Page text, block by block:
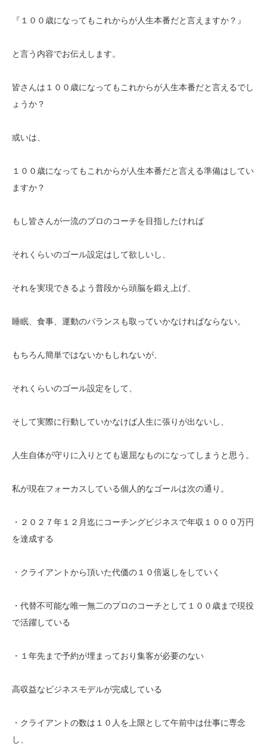
『１００歳になってもこれからが人生本番だと言えますか？』
と言う内容でお伝えします。
皆さんは１００歳になってもこれからが人生本番だと言えるでし
ょうか？
或いは、
１００歳になってもこれからが人生本番だと言える準備はしてい
ますか？
もし皆さんが一流のプロのコーチを目指したければ
それくらいのゴール設定はして欲しいし、
それを実現できるよう普段から頭脳を鍛え上げ、
睡眠、食事、運動のバランスも取っていかなければならない。
もちろん簡単ではないかもしれないが、
それくらいのゴール設定をして、
そして実際に行動していかなけば人生に張りが出ないし、
人生自体が守りに入りとても退屈なものになってしまうと思う。
私が現在フォーカスしている個人的なゴールは次の通り。
・２０２７年１２月迄にコーチングビジネスで年収１０００万円
を達成する
・クライアントから頂いた代価の１０倍返しをしていく
・代替不可能な唯一無二のプロのコーチとして１００歳まで現役
で活躍している
・１年先まで予約が埋まっており集客が必要のない
高収益なビジネスモデルが完成している
・クライアントの数は１０人を上限として午前中は仕事に専念
し、